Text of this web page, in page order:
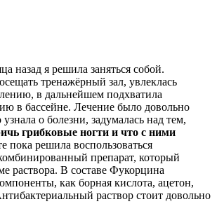
назад я решила заняться собой.
тренажёрный зал, увлеклась
в дальнейшем подхватила
в бассейне. Лечение было довольно
о болезни, задумалась над тем,
грибковые ногти и что с ними
пока решила воспользоваться
препарат, который
раствора. В составе Фукорцина
как борная кислота, ацетон,
раствор стоит довольно